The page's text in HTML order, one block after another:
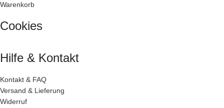
Warenkorb
Cookies
Hilfe & Kontakt
Kontakt & FAQ
Versand & Lieferung
Widerruf